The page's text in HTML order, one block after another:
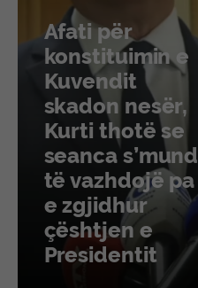
Afati për
konstituimin e
Kuvendit
skadon nesër,
Kurti thotë se
seanca s’mund
të vazhdojë pa
e zgjidhur
çështjen e
Presidentit